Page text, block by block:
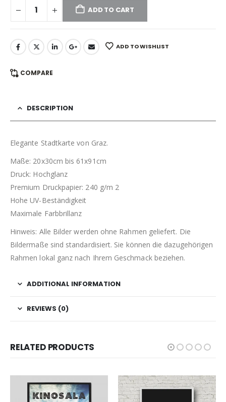
ADD TO CART
ADD TO WISHLIST
COMPARE
DESCRIPTION
Elegante Stadtkarte von Graz.
Maße: 20x30cm bis 61x91cm
Druck: Hochglanz
Premium Druckpapier: 240 g/m 2
Hohe UV-Beständigkeit
Maximale Farbbrillanz
Hinweis: Alle Bilder werden ohne Rahmen geliefert. Die
Bildermaße sind standardisiert. Sie können die dazugehörigen
Rahmen lokal ganz nach Ihrem Geschmack beziehen.
ADDITIONAL INFORMATION
REVIEWS (0)
RELATED PRODUCTS